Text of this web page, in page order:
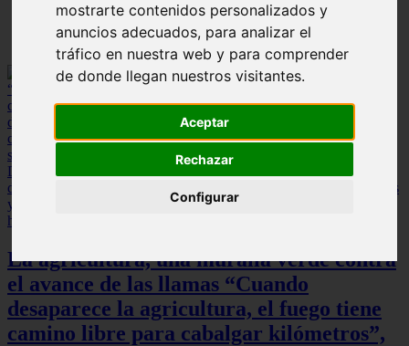
mostrarte contenidos personalizados y
anuncios adecuados, para analizar el
tráfico en nuestra web y para comprender
de donde llegan nuestros visitantes.
Aceptar
Rechazar
Configurar
La agricultura, una muralla verde contra
el avance de las llamas “Cuando
desaparece la agricultura, el fuego tiene
camino libre para cabalgar kilómetros”,